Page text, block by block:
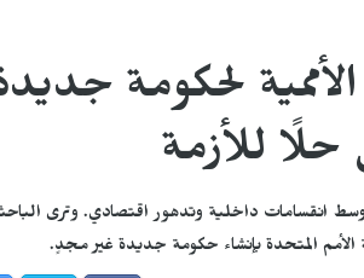
لحكومة
للأزمة
انقسامات داخلية وتدهور اقتصادي. وترى
الأمم المتحدة بإنشاء حكومة جديدة غير مجدٍ.